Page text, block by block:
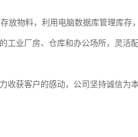
放物料，利用电脑数据库管理库存
工业厂房、仓库和办公场所，灵活
收获客户的感动，公司坚持诚信为